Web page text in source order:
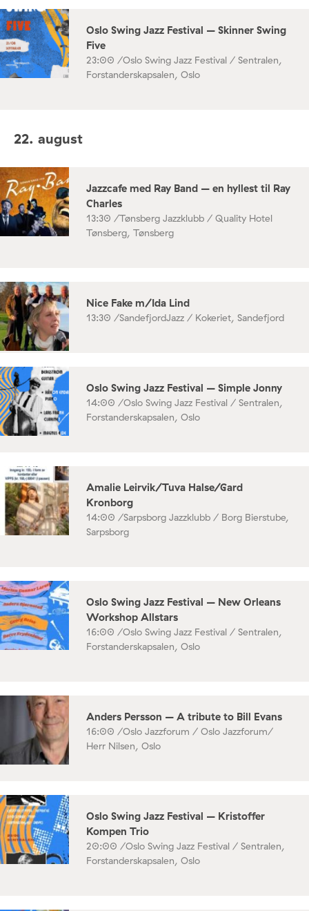
Oslo Swing Jazz Festival – Skinner Swing
Five
23:00 /Oslo Swing Jazz Festival / Sentralen,
Forstanderskapsalen, Oslo
22. august
Jazzcafe med Ray Band – en hyllest til Ray
Charles
13:30 /Tønsberg Jazzklubb / Quality Hotel
Tønsberg, Tønsberg
Nice Fake m/Ida Lind
13:30 /SandefjordJazz / Kokeriet, Sandefjord
Oslo Swing Jazz Festival – Simple Jonny
14:00 /Oslo Swing Jazz Festival / Sentralen,
Forstanderskapsalen, Oslo
Amalie Leirvik/Tuva Halse/Gard
Kronborg
14:00 /Sarpsborg Jazzklubb / Borg Bierstube,
Sarpsborg
Oslo Swing Jazz Festival – New Orleans
Workshop Allstars
16:00 /Oslo Swing Jazz Festival / Sentralen,
Forstanderskapsalen, Oslo
Anders Persson – A tribute to Bill Evans
16:00 /Oslo Jazzforum / Oslo Jazzforum/
Herr Nilsen, Oslo
Oslo Swing Jazz Festival – Kristoffer
Kompen Trio
20:00 /Oslo Swing Jazz Festival / Sentralen,
Forstanderskapsalen, Oslo